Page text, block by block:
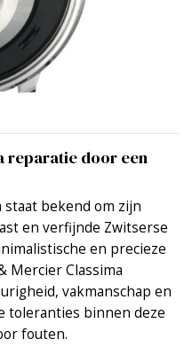
reparatie door een
staat bekend om zijn
en verfijnde Zwitserse
en precieze
Mercier Classima
vakmanschap en
toleranties binnen deze
fouten.